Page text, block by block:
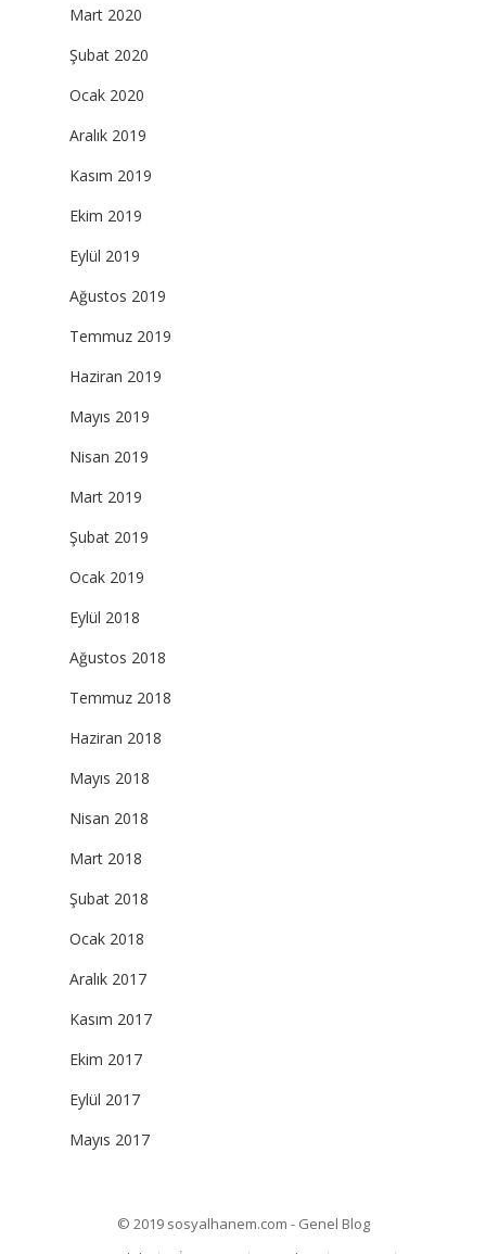
Mart 2020
Şubat 2020
Ocak 2020
Aralık 2019
Kasım 2019
Ekim 2019
Eylül 2019
Ağustos 2019
Temmuz 2019
Haziran 2019
Mayıs 2019
Nisan 2019
Mart 2019
Şubat 2019
Ocak 2019
Eylül 2018
Ağustos 2018
Temmuz 2018
Haziran 2018
Mayıs 2018
Nisan 2018
Mart 2018
Şubat 2018
Ocak 2018
Aralık 2017
Kasım 2017
Ekim 2017
Eylül 2017
Mayıs 2017
© 2019 sosyalhanem.com - Genel Blog